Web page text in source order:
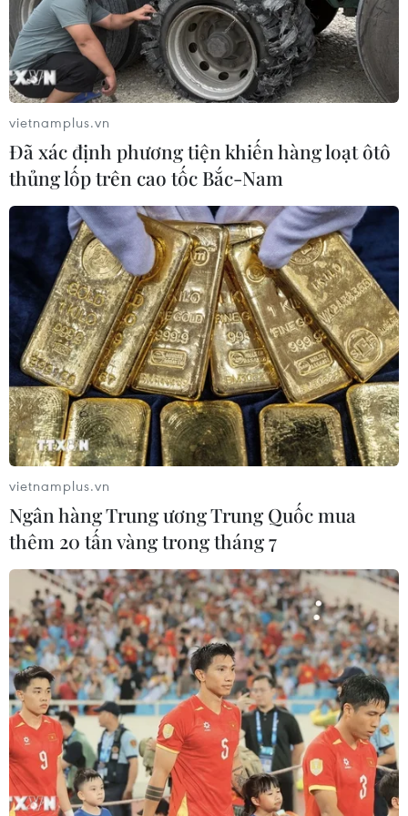
Trung Quốc, Mỹ đạt nhận thức chung về thúc
đẩy thương mại nông sản hai chiều
Mỹ phạt Bosch 36 triệu USD vì vi phạm lệnh
trừng phạt Huawei
TIN LIÊN QUAN
Nhà Trắng tiết lộ khả năng điện đàm giữa
lãnh đạo Mỹ và Trung Quốc
03/06/2025 05:52
Nhà Trắng tiết lộ cuộc điện đàm được mong đợi giữa
Tổng thống Mỹ Donald Trump và Chủ tịch Trung Quốc
Tập Cận Bình có khả năng sẽ diễn ra vào cuối tuần này.
vietnamplus.vn
Đã xác định phương tiện khiến hàng loạt ôtô
thủng lốp trên cao tốc Bắc-Nam
vietnamplus.vn
Ngân hàng Trung ương Trung Quốc mua
thêm 20 tấn vàng trong tháng 7